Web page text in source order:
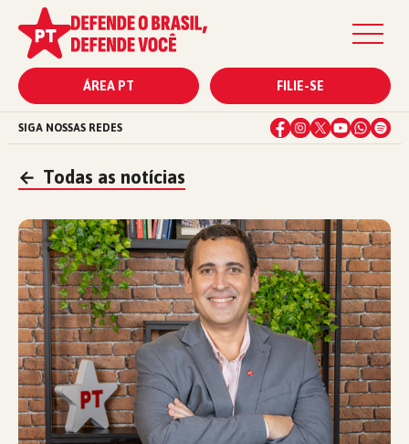
ÁREA PT FILIE-SE
SIGA NOSSAS REDES
← Todas as notícias